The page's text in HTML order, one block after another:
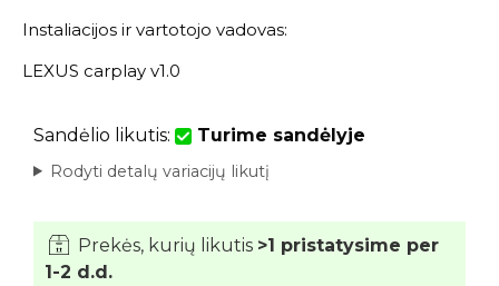
Instaliacijos ir vartotojo vadovas:
LEXUS carplay v1.0
Sandėlio likutis: Turime sandėlyje
Rodyti detalų variacijų likutį
Prekės, kurių likutis >1 pristatysime per
1-2 d.d.